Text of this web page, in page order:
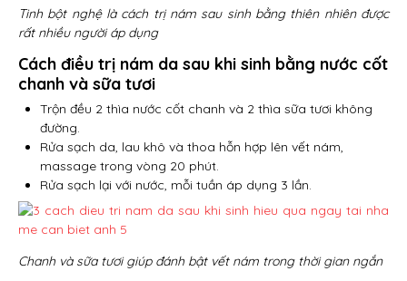
Tinh bột nghệ là cách trị nám sau sinh bằng thiên nhiên được
rất nhiều người áp dụng
Cách điều trị nám da sau khi sinh bằng nước cốt
chanh và sữa tươi
Trộn đều 2 thìa nước cốt chanh và 2 thìa sữa tươi không
đường.
Rửa sạch da, lau khô và thoa hỗn hợp lên vết nám,
massage trong vòng 20 phút.
Rửa sạch lại với nước, mỗi tuần áp dụng 3 lần.
Chanh và sữa tươi giúp đánh bật vết nám trong thời gian ngắn